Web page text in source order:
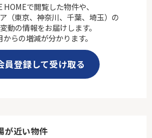
HOMEで閲覧した物件や、
（東京、神奈川、千葉、埼玉）の
動の情報をお届けします。
からの増減が分かります。
員登録して受け取る
が近い物件